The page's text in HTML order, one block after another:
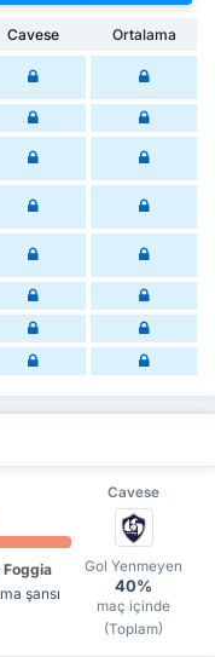
Cavese
Ortalama
Cavese
Foggia
şansı
Gol Yenmeyen
40%
maç içinde
(Toplam)